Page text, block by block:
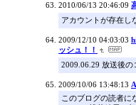
2010/06/13 20:46:09
アカウントが存在し
2009/12/10 04:03:03
ッシュ！！
2009.06.29 放送後の
2009/10/06 13:48:13
このブログの読者に